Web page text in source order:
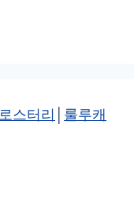
로스터리
룰루캐